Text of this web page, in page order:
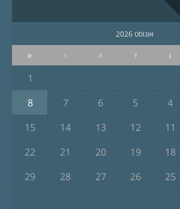
אוגוסט 2026
ג ד ה ו ש
1
4
5
6
7
8
11
12
13
14
15
18
19
20
21
22
25
26
27
28
29